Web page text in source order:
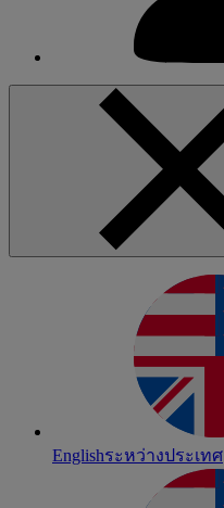
Englishระหว่างประเทศ